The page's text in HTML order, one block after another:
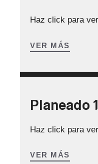
Haz click para
VER MÁS
Planeado
Haz click para
VER MÁS